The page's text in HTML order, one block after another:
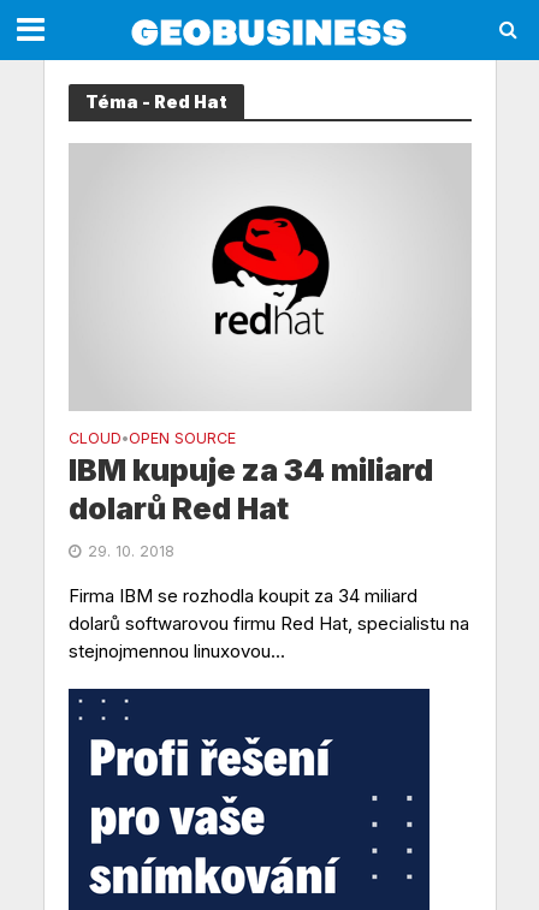
Téma - Red Hat
CLOUD•OPEN SOURCE
IBM kupuje za 34 miliard
dolarů Red Hat
29. 10. 2018
Firma IBM se rozhodla koupit za 34 miliard
dolarů softwarovou firmu Red Hat, specialistu na
stejnojmennou linuxovou...